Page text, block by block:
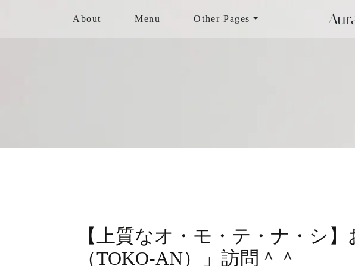
About Menu Other Pages
【上質なオ・モ・テ・ナ・シ
（TOKO-AN）」訪問＾＾